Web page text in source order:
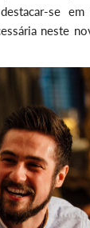
se
neste